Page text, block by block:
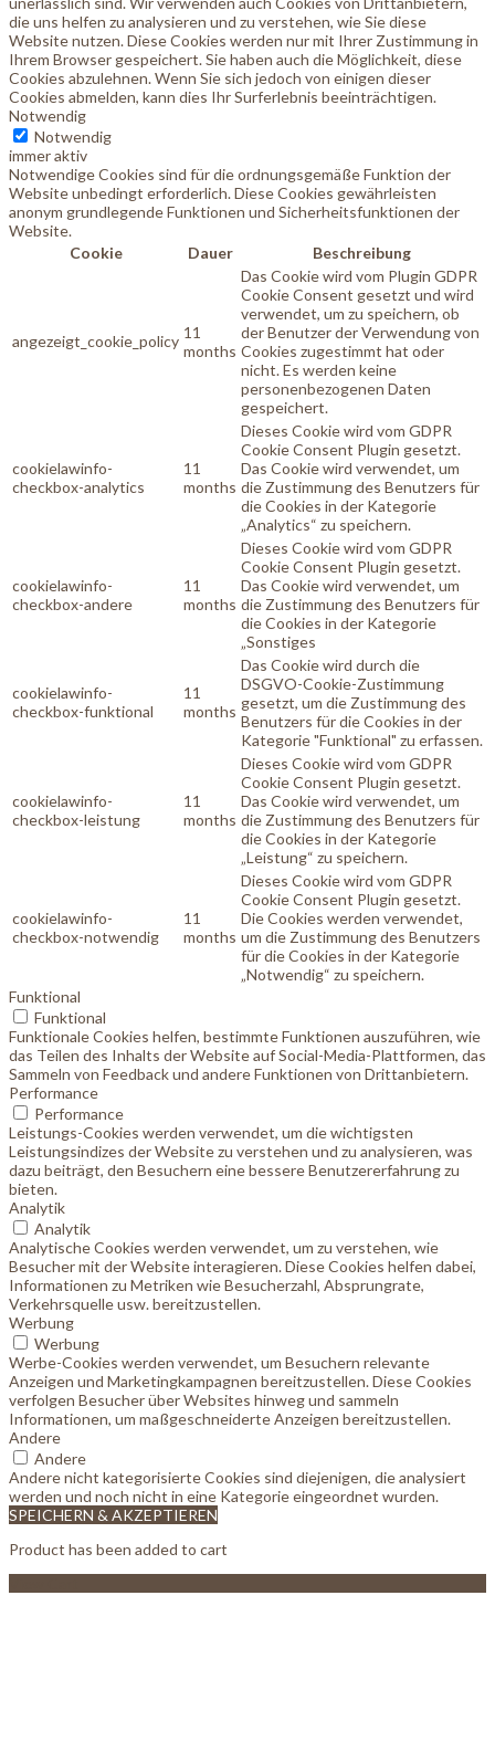
die uns helfen zu analysieren und zu verstehen, wie Sie diese
Website nutzen. Diese Cookies werden nur mit Ihrer Zustimmung in
Ihrem Browser gespeichert. Sie haben auch die Möglichkeit, diese
Cookies abzulehnen. Wenn Sie sich jedoch von einigen dieser
Cookies abmelden, kann dies Ihr Surferlebnis beeinträchtigen.
Notwendig
Notwendig
immer aktiv
Notwendige Cookies sind für die ordnungsgemäße Funktion der
Website unbedingt erforderlich. Diese Cookies gewährleisten
anonym grundlegende Funktionen und Sicherheitsfunktionen der
Website.
Cookie
Dauer Beschreibung
angezeigt_cookie_policy 11
months
Das Cookie wird vom Plugin GDPR
Cookie Consent gesetzt und wird
verwendet, um zu speichern, ob
der Benutzer der Verwendung von
Cookies zugestimmt hat oder
nicht. Es werden keine
personenbezogenen Daten
gespeichert.
cookielawinfo-
checkbox-analytics
11
months
Dieses Cookie wird vom GDPR
Cookie Consent Plugin gesetzt.
Das Cookie wird verwendet, um
die Zustimmung des Benutzers für
die Cookies in der Kategorie
„Analytics“ zu speichern.
cookielawinfo-
checkbox-andere
11
months
Dieses Cookie wird vom GDPR
Cookie Consent Plugin gesetzt.
Das Cookie wird verwendet, um
die Zustimmung des Benutzers für
die Cookies in der Kategorie
„Sonstiges
cookielawinfo-
checkbox-funktional
11
months
Das Cookie wird durch die
DSGVO-Cookie-Zustimmung
gesetzt, um die Zustimmung des
Benutzers für die Cookies in der
Kategorie "Funktional" zu erfassen.
cookielawinfo-
checkbox-leistung
11
months
Dieses Cookie wird vom GDPR
Cookie Consent Plugin gesetzt.
Das Cookie wird verwendet, um
die Zustimmung des Benutzers für
die Cookies in der Kategorie
„Leistung“ zu speichern.
cookielawinfo-
checkbox-notwendig
11
months
Dieses Cookie wird vom GDPR
Cookie Consent Plugin gesetzt.
Die Cookies werden verwendet,
um die Zustimmung des Benutzers
für die Cookies in der Kategorie
„Notwendig“ zu speichern.
Funktional
Funktional
Funktionale Cookies helfen, bestimmte Funktionen auszuführen, wie
das Teilen des Inhalts der Website auf Social-Media-Plattformen, das
Sammeln von Feedback und andere Funktionen von Drittanbietern.
Performance
Performance
Leistungs-Cookies werden verwendet, um die wichtigsten
Leistungsindizes der Website zu verstehen und zu analysieren, was
dazu beiträgt, den Besuchern eine bessere Benutzererfahrung zu
bieten.
Analytik
Analytik
Analytische Cookies werden verwendet, um zu verstehen, wie
Besucher mit der Website interagieren. Diese Cookies helfen dabei,
Informationen zu Metriken wie Besucherzahl, Absprungrate,
Verkehrsquelle usw. bereitzustellen.
Werbung
Werbung
Werbe-Cookies werden verwendet, um Besuchern relevante
Anzeigen und Marketingkampagnen bereitzustellen. Diese Cookies
verfolgen Besucher über Websites hinweg und sammeln
Informationen, um maßgeschneiderte Anzeigen bereitzustellen.
Andere
Andere
Andere nicht kategorisierte Cookies sind diejenigen, die analysiert
werden und noch nicht in eine Kategorie eingeordnet wurden.
SPEICHERN & AKZEPTIEREN
Product has been added to cart